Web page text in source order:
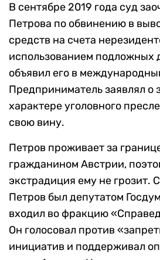
В сентябре 2019 года суд
Петрова по обвинению в
средств на счета
использованием подложных
объявил его в
Предприниматель заявлял о
характере уголовного
свою вину.
Петров проживает за
гражданином Австрии,
экстрадиция ему не грозит.
Петров был депутатом
входил во фракцию
Он голосовал против
инициатив и поддерживал